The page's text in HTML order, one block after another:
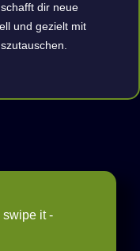
dir neue
und gezielt mit
swipe it -